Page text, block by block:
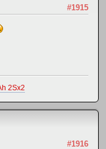
#1915
2Sx2
#1916